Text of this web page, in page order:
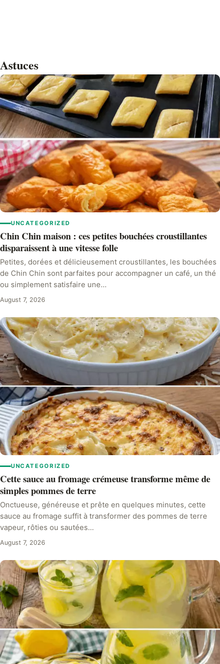
Astuces
UNCATEGORIZED
Chin Chin maison : ces petites bouchées croustillantes
disparaissent à une vitesse folle
Petites, dorées et délicieusement croustillantes, les bouchées
de Chin Chin sont parfaites pour accompagner un café, un thé
ou simplement satisfaire une…
August 7, 2026
UNCATEGORIZED
Cette sauce au fromage crémeuse transforme même de
simples pommes de terre
Onctueuse, généreuse et prête en quelques minutes, cette
sauce au fromage suffit à transformer des pommes de terre
vapeur, rôties ou sautées…
August 7, 2026